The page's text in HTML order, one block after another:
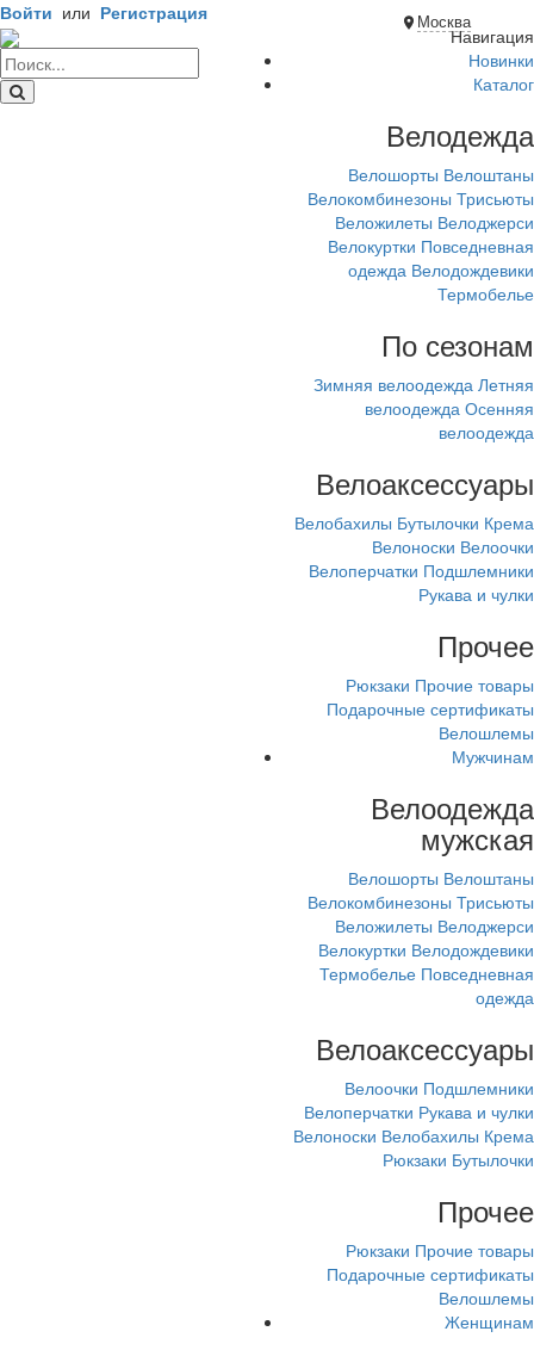
Москва
Войти или Регистрация
Навигация
Новинки
Каталог
Велодежда
Велошорты Велоштаны
Велокомбинезоны Трисьюты
Веложилеты Велоджерси
Велокуртки Повседневная
одежда Велодождевики
Термобелье
По сезонам
Зимняя велоодежда Летняя
велоодежда Осенняя
велоодежда
Велоаксессуары
Велобахилы Бутылочки Крема
Велоноски Велоочки
Велоперчатки Подшлемники
Рукава и чулки
Прочее
Рюкзаки Прочие товары
Подарочные сертификаты
Велошлемы
Мужчинам
Велоодежда
мужская
Велошорты Велоштаны
Велокомбинезоны Трисьюты
Веложилеты Велоджерси
Велокуртки Велодождевики
Термобелье Повседневная
одежда
Велоаксессуары
Велоочки Подшлемники
Велоперчатки Рукава и чулки
Велоноски Велобахилы Крема
Рюкзаки Бутылочки
Прочее
Рюкзаки Прочие товары
Подарочные сертификаты
Велошлемы
Женщинам